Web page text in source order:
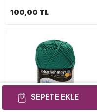
SEPETE EKLE
100,00 TL